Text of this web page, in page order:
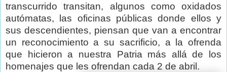
transcurrido transitan, algunos como oxidados
autómatas, las oficinas públicas donde ellos y
sus descendientes, piensan que van a encontrar
un reconocimiento a su sacrificio, a la ofrenda
que hicieron a nuestra Patria más allá de los
homenajes que les ofrendan cada 2 de abril.